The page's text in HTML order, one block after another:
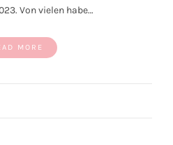
Von vielen habe…
MORE